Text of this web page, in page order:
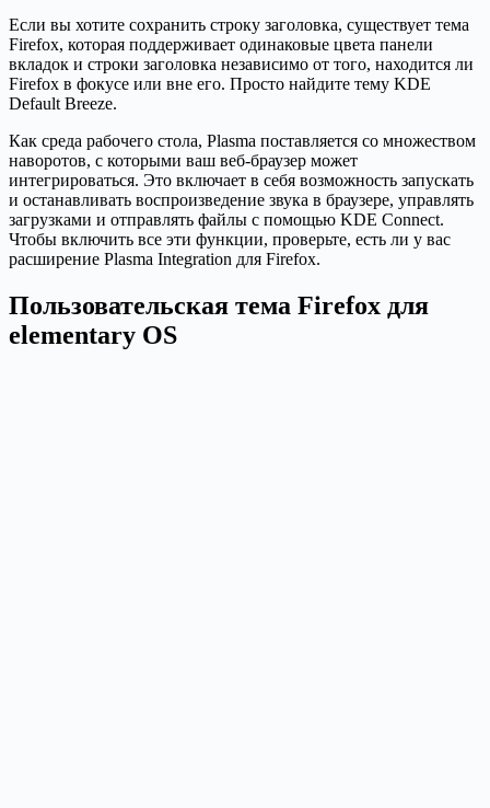
Если вы хотите сохранить строку заголовка, существует тема
Firefox, которая поддерживает одинаковые цвета панели
вкладок и строки заголовка независимо от того, находится ли
Firefox в фокусе или вне его. Просто найдите тему KDE
Default Breeze.
Как среда рабочего стола, Plasma поставляется со множеством
наворотов, с которыми ваш веб-браузер может
интегрироваться. Это включает в себя возможность запускать
и останавливать воспроизведение звука в браузере, управлять
загрузками и отправлять файлы с помощью KDE Connect.
Чтобы включить все эти функции, проверьте, есть ли у вас
расширение Plasma Integration для Firefox.
Пользовательская тема Firefox для
elementary OS